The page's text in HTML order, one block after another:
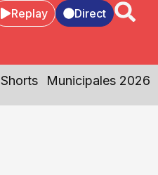
Replay Direct
Shorts Municipales 2026